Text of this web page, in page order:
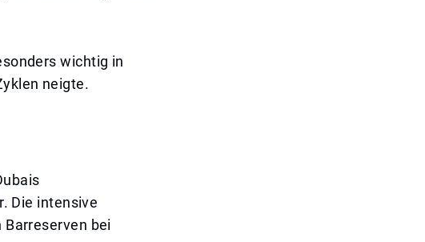
wichtig in
neigte.
Die intensive
bei